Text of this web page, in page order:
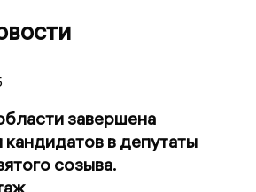
завершена
кандидатов в депутаты
созыва.